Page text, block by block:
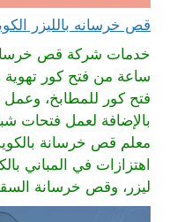
قص خرسانه بالليزر الكويت 65932555 فتح كور
ساعة من فتح كور تهوية
فتح كور للمطابخ،
بالإضافة لعمل فتحات
معلم قص خرسانة
اهتزازات في المباني
ليزر، وقص خرسانة